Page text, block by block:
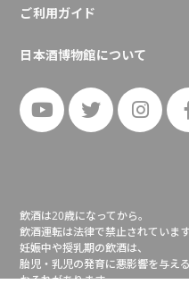
ご利用ガイド
日本酒博物館について
飲酒は20歳になってから。
飲酒運転は法律で禁止されています
妊娠中や授乳期の飲酒は、
胎児・乳児の発育に悪影響を与える
おそれがあります。